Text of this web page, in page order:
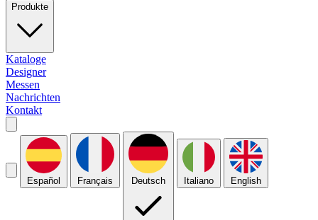
Produkte
Kataloge
Designer
Messen
Nachrichten
Kontakt
Español Français Deutsch Italiano English